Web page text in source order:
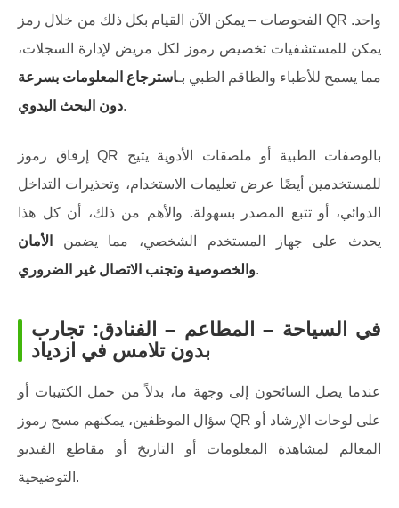
الفحوصات – يمكن الآن القيام بكل ذلك من خلال رمز QR واحد.
يمكن للمستشفيات تخصيص رموز لكل مريض لإدارة السجلات،
مما يسمح للأطباء والطاقم الطبي بـاسترجاع المعلومات بسرعة
دون البحث اليدوي.
إرفاق رموز QR بالوصفات الطبية أو ملصقات الأدوية يتيح
للمستخدمين أيضًا عرض تعليمات الاستخدام، وتحذيرات التداخل
الدوائي، أو تتبع المصدر بسهولة. والأهم من ذلك، أن كل هذا
يحدث على جهاز المستخدم الشخصي، مما يضمن
الأمان
والخصوصية وتجنب الاتصال غير الضروري.
في السياحة – المطاعم – الفنادق: تجارب
بدون تلامس في ازدياد
عندما يصل السائحون إلى وجهة ما، بدلاً من حمل الكتيبات أو
سؤال الموظفين، يمكنهم مسح رموز QR على لوحات الإرشاد أو
المعالم لمشاهدة المعلومات أو التاريخ أو مقاطع الفيديو
التوضيحية.